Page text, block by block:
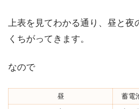
上表を見てわかる通り、昼と夜
くちがってきます。
なので
昼
蓄電